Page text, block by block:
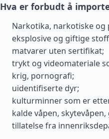
Hva er forbudt å
Narkotika, narkotiske
eksplosive og giftige
matvarer uten sertifikat;
trykt og videomateriale
krig, pornografi;
uidentifiserte dyr;
kulturminner som er
kalde våpen,
tillatelse fra